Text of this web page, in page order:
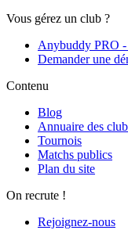
Vous gérez un club ?
Anybuddy PRO
Demander une
Contenu
Blog
Annuaire des
Tournois
Matchs publics
Plan du site
On recrute !
Rejoignez-nous